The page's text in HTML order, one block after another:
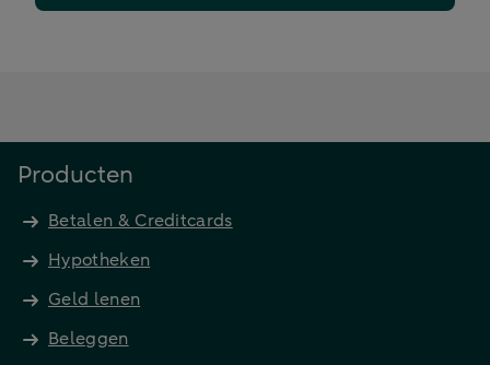
Producten
Betalen & Creditcards
Hypotheken
Geld lenen
Beleggen